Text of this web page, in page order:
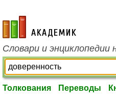
academic.ru
Словари и энциклопедии
Толкования Переводы